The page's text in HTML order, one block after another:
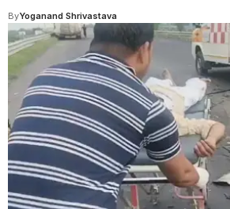
ByYoganand Shrivastava